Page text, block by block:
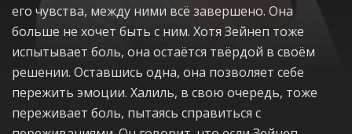
его чувства, между ними всё завершено. Она
больше не хочет быть с ним. Хотя Зейнеп тоже
испытывает боль, она остаётся твёрдой в своём
решении. Оставшись одна, она позволяет себе
пережить эмоции. Халиль, в свою очередь, тоже
переживает боль, пытаясь справиться с